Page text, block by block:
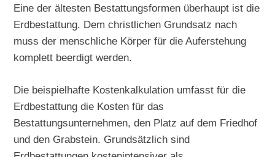
Eine der ältesten Bestattungsformen überhaupt ist die
Erdbestattung. Dem christlichen Grundsatz nach
muss der menschliche Körper für die Auferstehung
komplett beerdigt werden.
Die beispielhafte Kostenkalkulation umfasst für die
Erdbestattung die Kosten für das
Bestattungsunternehmen, den Platz auf dem Friedhof
und den Grabstein. Grundsätzlich sind